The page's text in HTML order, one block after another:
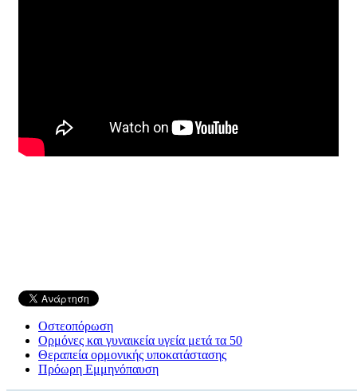
Οστεοπόρωση
Ορμόνες και γυναικεία υγεία μετά τα 50
Θεραπεία ορμονικής υποκατάστασης
Πρόωρη Εμμηνόπαυση